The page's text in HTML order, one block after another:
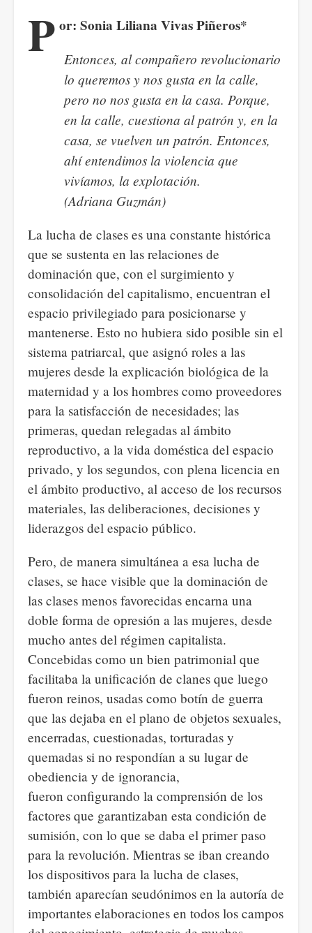
P or: Sonia Liliana Vivas Piñeros*
Entonces, al compañero revolucionario
lo queremos y nos gusta en la calle,
pero no nos gusta en la casa. Porque,
en la calle, cuestiona al patrón y, en la
casa, se vuelven un patrón. Entonces,
ahí entendimos la violencia que
vivíamos, la explotación.
(Adriana Guzmán)
La lucha de clases es una constante histórica
que se sustenta en las relaciones de
dominación que, con el surgimiento y
consolidación del capitalismo, encuentran el
espacio privilegiado para posicionarse y
mantenerse. Esto no hubiera sido posible sin el
sistema patriarcal, que asignó roles a las
mujeres desde la explicación biológica de la
maternidad y a los hombres como proveedores
para la satisfacción de necesidades; las
primeras, quedan relegadas al ámbito
reproductivo, a la vida doméstica del espacio
privado, y los segundos, con plena licencia en
el ámbito productivo, al acceso de los recursos
materiales, las deliberaciones, decisiones y
liderazgos del espacio público.
Pero, de manera simultánea a esa lucha de
clases, se hace visible que la dominación de
las clases menos favorecidas encarna una
doble forma de opresión a las mujeres, desde
mucho antes del régimen capitalista.
Concebidas como un bien patrimonial que
facilitaba la unificación de clanes que luego
fueron reinos, usadas como botín de guerra
que las dejaba en el plano de objetos sexuales,
encerradas, cuestionadas, torturadas y
quemadas si no respondían a su lugar de
obediencia y de ignorancia,
fueron configurando la comprensión de los
factores que garantizaban esta condición de
sumisión, con lo que se daba el primer paso
para la revolución. Mientras se iban creando
los dispositivos para la lucha de clases,
también aparecían seudónimos en la autoría de
importantes elaboraciones en todos los campos